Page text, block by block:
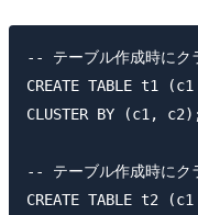
-- テーブル作成時にク
CREATE TABLE t1
CLUSTER BY (c1,
-- テーブル作成時にク
CREATE TABLE t2